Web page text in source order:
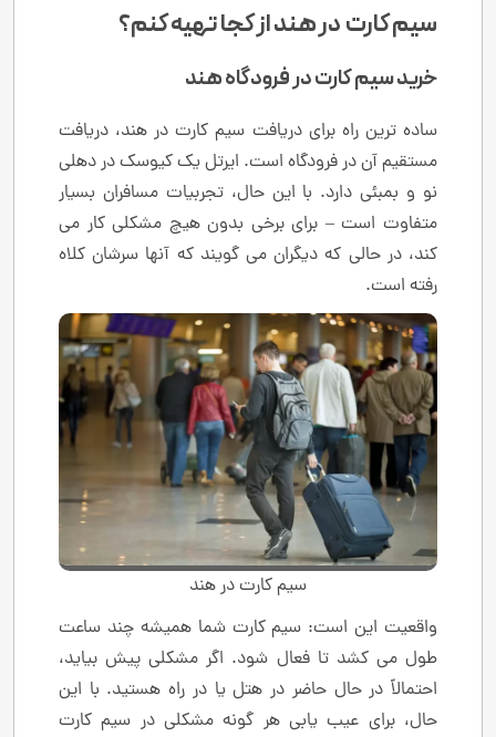
سیم کارت در هند از کجا تهیه کنم؟
خرید سیم کارت در فرودگاه هند
ساده ترین راه برای دریافت سیم کارت در هند، دریافت
مستقیم آن در فرودگاه است. ایرتل یک کیوسک در دهلی
نو و بمبئی دارد. با این حال، تجربیات مسافران بسیار
متفاوت است – برای برخی بدون هیچ مشکلی کار می
کند، در حالی که دیگران می گویند که آنها سرشان کلاه
رفته است.
سیم کارت در هند
واقعیت این است: سیم کارت شما همیشه چند ساعت
طول می کشد تا فعال شود. اگر مشکلی پیش بیاید،
احتمالاً در حال حاضر در هتل یا در راه هستید. با این
حال، برای عیب یابی هر گونه مشکلی در سیم کارت